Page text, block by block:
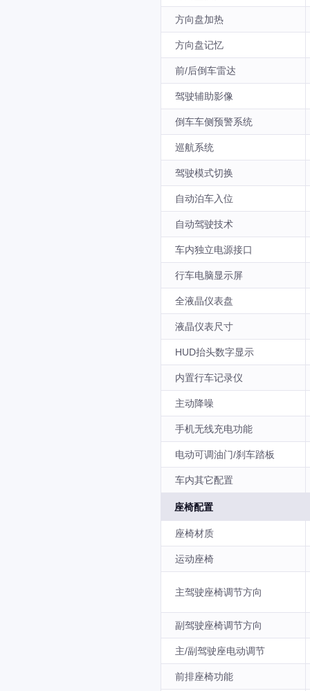
方向盘加热
方向盘记忆
前/后倒车雷达
驾驶辅助影像
倒车车侧预警系统
巡航系统
驾驶模式切换
自动泊车入位
自动驾驶技术
车内独立电源接口
行车电脑显示屏
全液晶仪表盘
液晶仪表尺寸
HUD抬头数字显示
内置行车记录仪
主动降噪
手机无线充电功能
电动可调油门/刹车踏板
车内其它配置
座椅配置
座椅材质
运动座椅
主驾驶座椅调节方向
副驾驶座椅调节方向
主/副驾驶座电动调节
前排座椅功能